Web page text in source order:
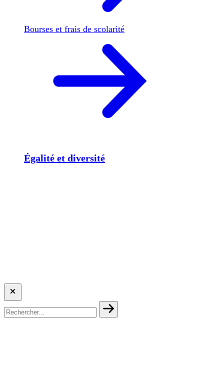
Bourses et frais de scolarité
Égalité et diversité